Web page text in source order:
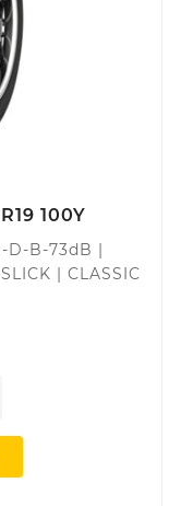
100Y
D-B-73dB |
| CLASSIC